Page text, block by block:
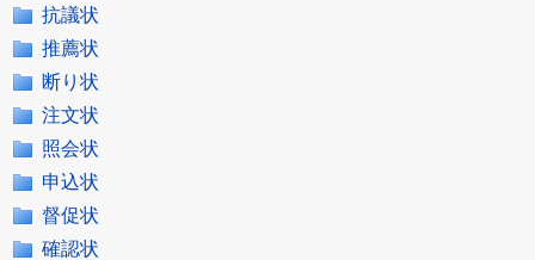
抗議状
推薦状
断り状
注文状
照会状
申込状
督促状
確認状